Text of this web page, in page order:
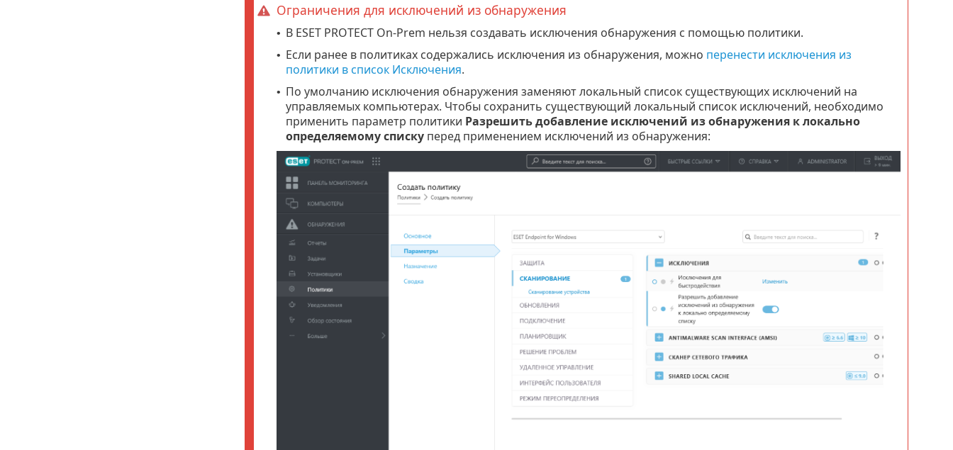
Ограничения для исключений из обнаружения
• В ESET PROTECT On-Prem нельзя создавать исключения обнаружения с помощью политики.
• Если ранее в политиках содержались исключения из обнаружения, можно перенести исключения из
политики в список Исключения.
• По умолчанию исключения обнаружения заменяют локальный список существующих исключений на
управляемых компьютерах. Чтобы сохранить существующий локальный список исключений, необходимо
применить параметр политики Разрешить добавление исключений из обнаружения к локально
определяемому спискуперед применением исключений из обнаружения: